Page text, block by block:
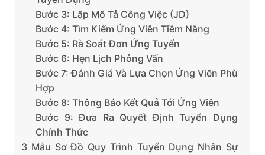
Bước 3: Lập Mô Tả Công Việc (JD)
Bước 4: Tìm Kiếm Ứng Viên Tiềm Năng
Bước 5: Rà Soát Đơn Ứng Tuyển
Bước 6: Hẹn Lịch Phỏng Vấn
Bước 7: Đánh Giá Và Lựa Chọn Ứng Viên Phù
Hợp
Bước 8: Thông Báo Kết Quả Tới Ứng Viên
Bước 9: Đưa Ra Quyết Định Tuyển Dụng
Chính Thức
3 Mẫu Sơ Đồ Quy Trình Tuyển Dụng Nhân Sự